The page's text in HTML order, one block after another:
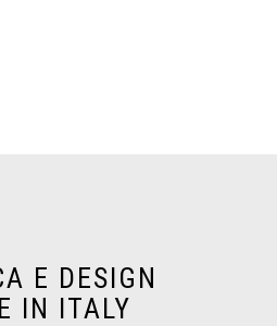
E DESIGN
IN ITALY